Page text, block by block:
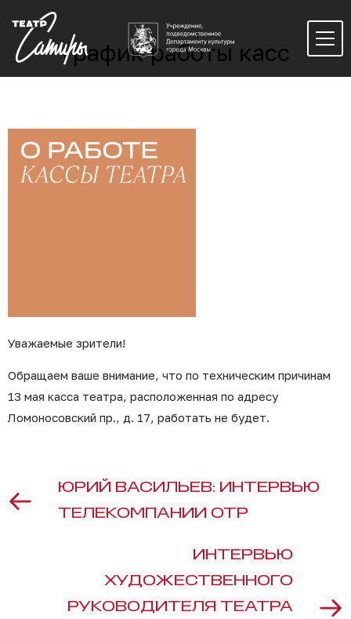
График работы касс
Уважаемые зрители!
Обращаем ваше внимание, что по техническим причинам
13 мая касса театра, расположенная по адресу
Ломоносовский пр., д. 17, работать не будет.
ЮРИЙ ВАСИЛЬЕВ: ИНТЕРВЬЮ
ТЕЛЕКОМПАНИИ ОТР
ИНТЕРВЬЮ
ХУДОЖЕСТВЕННОГО
РУКОВОДИТЕЛЯ ТЕАТРА